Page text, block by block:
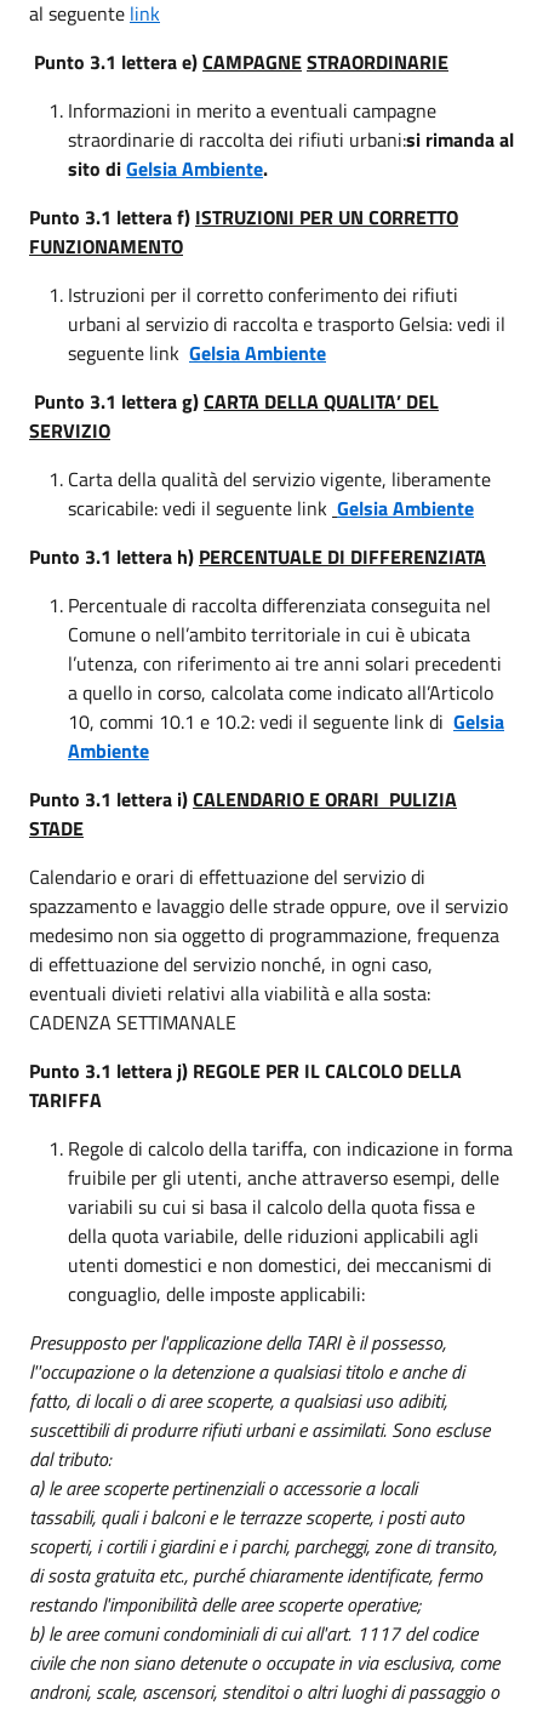
al seguente link
Punto 3.1 lettera e)CAMPAGNESTRAORDINARIE
Informazioni in merito a eventuali campagne
straordinarie di raccolta dei rifiuti urbani:si rimanda al
sito diGelsiaAmbiente.
Punto 3.1 lettera f) ISTRUZIONI PER UN CORRETTO
FUNZIONAMENTO
Istruzioni per il corretto conferimento dei rifiuti
urbani al servizio di raccolta e trasporto Gelsia: vedi il
seguente link Gelsia Ambiente
Punto 3.1 lettera g)CARTA DELLA QUALITA’ DEL
SERVIZIO
Carta della qualità del servizio vigente, liberamente
scaricabile: vedi il seguente link Gelsia Ambiente
Punto 3.1 lettera h) PERCENTUALE DI DIFFERENZIATA
Percentuale di raccolta differenziata conseguita nel
Comune o nell’ambito territoriale in cui è ubicata
l’utenza, con riferimento ai tre anni solari precedenti
a quello in corso, calcolata come indicato all’Articolo
10, commi 10.1 e 10.2: vedi il seguente link di Gelsia
Ambiente
Punto 3.1 lettera i)CALENDARIO E ORARI PULIZIA
STADE
Calendario e orari di effettuazione del servizio di
spazzamento e lavaggio delle strade oppure, ove il servizio
medesimo non sia oggetto di programmazione, frequenza
di effettuazione del servizio nonché, in ogni caso,
eventuali divieti relativi alla viabilità e alla sosta:
CADENZA SETTIMANALE
Punto 3.1 lettera j) REGOLE PER IL CALCOLO DELLA
TARIFFA
Regole di calcolo della tariffa, con indicazione in forma
fruibile per gli utenti, anche attraverso esempi, delle
variabili su cui si basa il calcolo della quota fissa e
della quota variabile, delle riduzioni applicabili agli
utenti domestici e non domestici, dei meccanismi di
conguaglio, delle imposte applicabili:
Presupposto per l'applicazione della TARI è il possesso,
l''occupazione o la detenzione a qualsiasi titolo e anche di
fatto, di locali o di aree scoperte, a qualsiasi uso adibiti,
suscettibili di produrre rifiuti urbani e assimilati. Sono escluse
dal tributo:
a) le aree scoperte pertinenziali o accessorie a locali
tassabili, quali i balconi e le terrazze scoperte, i posti auto
scoperti, i cortili i giardini e i parchi, parcheggi, zone di transito,
di sosta gratuita etc., purché chiaramente identificate, fermo
restando l'imponibilità delle aree scoperte operative;
b) le aree comuni condominiali di cui all'art. 1117 del codice
civile che non siano detenute o occupate in via esclusiva, come
androni, scale, ascensori, stenditoi o altri luoghi di passaggio o